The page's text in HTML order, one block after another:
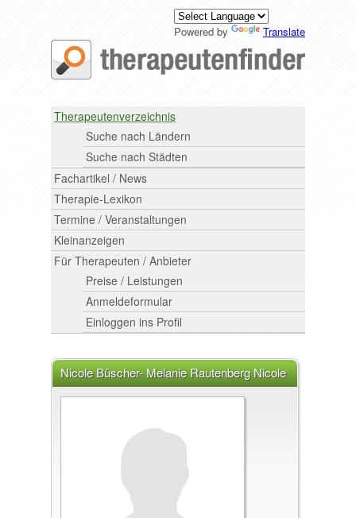
Powered by Translate
Therapeutenverzeichnis
Suche nach Ländern
Suche nach Städten
Fachartikel / News
Therapie-Lexikon
Termine / Veranstaltungen
Kleinanzeigen
Für Therapeuten / Anbieter
Preise / Leistungen
Anmeldeformular
Einloggen ins Profil
Nicole Büscher- Melanie Rautenberg Nicole
Büscher, 41812 Erkelenz